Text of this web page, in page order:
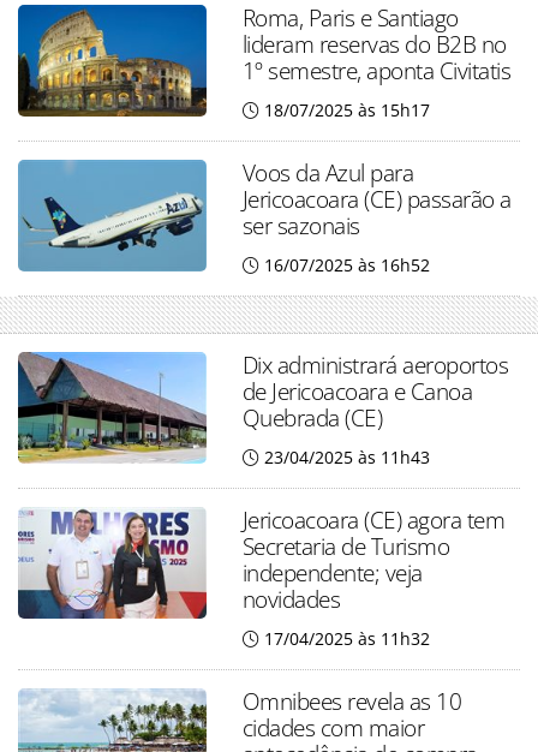
Roma, Paris e Santiago
lideram reservas do B2B no
1º semestre, aponta Civitatis
18/07/2025 às 15h17
Voos da Azul para
Jericoacoara (CE) passarão a
ser sazonais
16/07/2025 às 16h52
Dix administrará aeroportos
de Jericoacoara e Canoa
Quebrada (CE)
23/04/2025 às 11h43
Jericoacoara (CE) agora tem
Secretaria de Turismo
independente; veja
novidades
17/04/2025 às 11h32
Omnibees revela as 10
cidades com maior